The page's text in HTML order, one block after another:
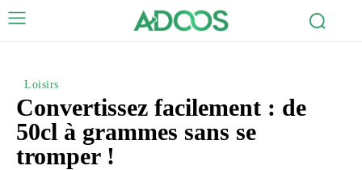
Loisirs
Convertissez facilement : de
50cl à grammes sans se
tromper !